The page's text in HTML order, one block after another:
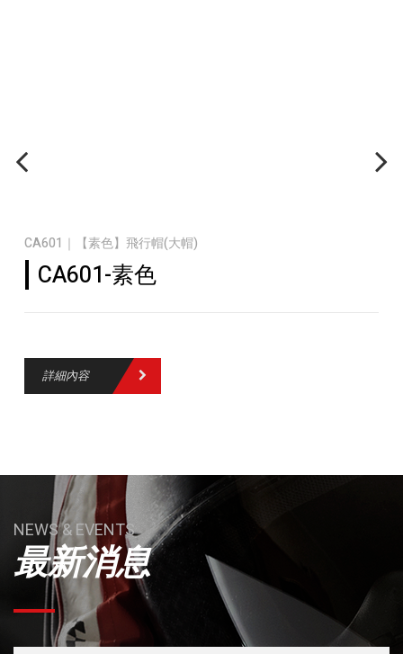
CA601｜【素色】飛行帽(大帽)
CA601-素色
詳細內容
NEWS & EVENTS
最新消息